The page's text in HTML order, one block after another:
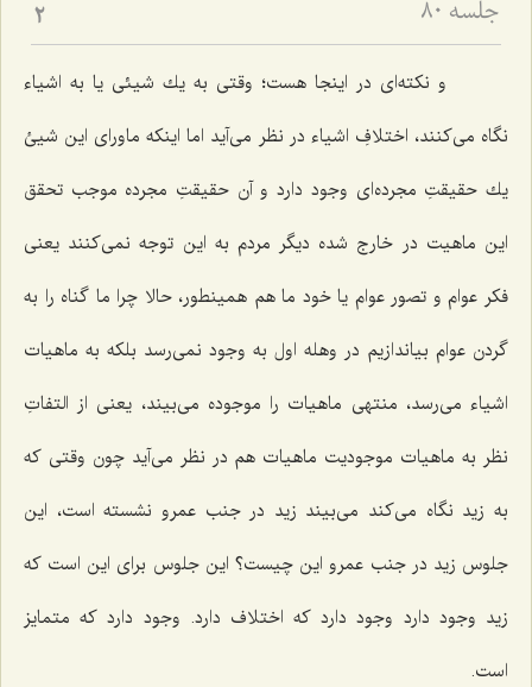
جلسه ۸۰ 2
و نكته‌اى در اینجا هست؛ وقتى به یك شیئى یا به اشیاء
نگاه مى‌كنند، اختلافِ اشیاء در نظر مى‌آید اما اینكه ماوراى این شیئ
یك حقیقتِ مجرده‌اى وجود دارد و آن حقیقتِ مجرده موجب تحقق
این ماهیت در خارج شده دیگر مردم به این توجه نمى‌كنند یعنى
فكر عوام و تصور عوام یا خود ما هم همینطور، حالا چرا ما گناه را به
گردن عوام بیاندازیم در وهله اول به وجود نمى‌رسد بلكه به ماهیات
اشیاء مى‌رسد، منتهى ماهیات را موجوده مى‌بیند، یعنى از التفاتِ
نظر به ماهیات موجودیت ماهیات هم در نظر مى‌آید چون وقتى كه
به زید نگاه مى‌كند مى‌بیند زید در جنب عمرو نشسته است، این
جلوس زید در جنب عمرو این چیست؟ این جلوس براى این است كه
زید وجود دارد وجود دارد كه اختلاف دارد. وجود دارد كه متمایز
است.